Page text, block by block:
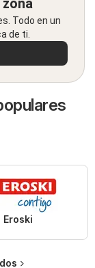
Todo en un
de ti.
Eroski